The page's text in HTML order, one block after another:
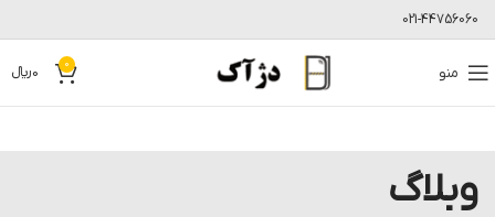
021-44756060
منو 0
0﷼
وبلاگ